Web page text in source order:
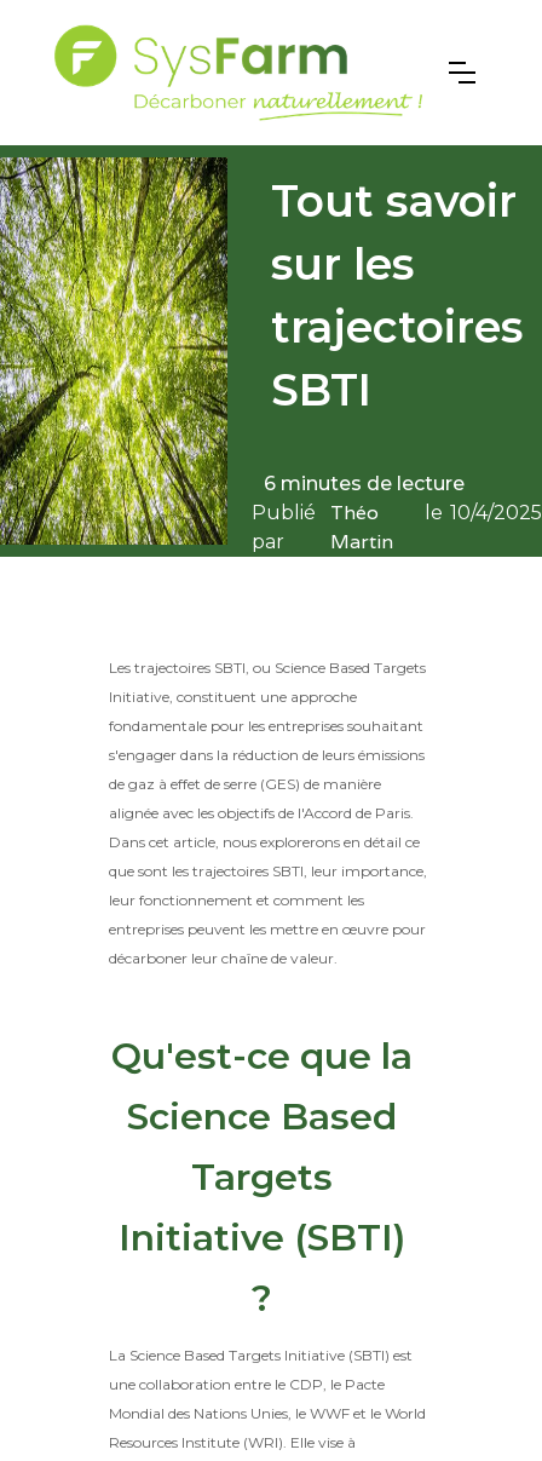
Tout savoir
sur les
trajectoires
SBTI
6 minutes de lecture
Publié
par
Théo
Martin
le 10/4/2025
Les trajectoires SBTI, ou Science Based Targets
Initiative, constituent une approche
fondamentale pour les entreprises souhaitant
s'engager dans la réduction de leurs émissions
de gaz à effet de serre (GES) de manière
alignée avec les objectifs de l'Accord de Paris.
Dans cet article, nous explorerons en détail ce
que sont les trajectoires SBTI, leur importance,
leur fonctionnement et comment les
entreprises peuvent les mettre en œuvre pour
décarboner leur chaîne de valeur.
Qu'est-ce que la
Science Based
Targets
Initiative (SBTI)
?
La Science Based Targets Initiative (SBTI) est
une collaboration entre le CDP, le Pacte
Mondial des Nations Unies, le WWF et le World
Resources Institute (WRI). Elle vise à